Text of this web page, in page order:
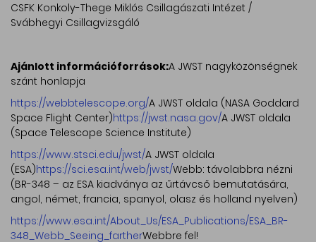
CSFK Konkoly-Thege Miklós Csillagászati Intézet /
Svábhegyi Csillagvizsgáló
Ajánlott információforrások:A JWST nagyközönségnek
szánt honlapja
https://webbtelescope.org/A JWST oldala (NASA Goddard
Space Flight Center)https://jwst.nasa.gov/A JWST oldala
(Space Telescope Science Institute)
https://www.stsci.edu/jwst/A JWST oldala
(ESA)https://sci.esa.int/web/jwst/Webb: távolabbra nézni
(BR-348 – az ESA kiadványa az űrtávcső bemutatására,
angol, német, francia, spanyol, olasz és holland nyelven)
https://www.esa.int/About_Us/ESA_Publications/ESA_BR-
348_Webb_Seeing_fartherWebbre fel!